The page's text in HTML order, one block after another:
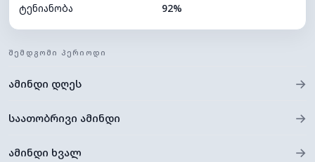
ტენიანობა
92%
ღრუბლიანობა
ნამის წერტილი
ხილვადობა
ᲨᲔᲛᲓᲒᲝᲛᲘ ᲞᲔᲠᲘᲝᲓᲘ
ამინდი დღეს →
საათობრივი ამინდი →
ამინდი ხვალ →